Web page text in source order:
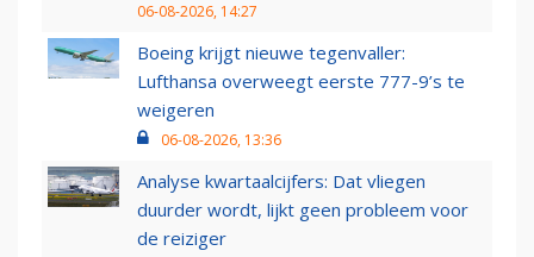
06-08-2026, 14:27
Boeing krijgt nieuwe tegenvaller:
Lufthansa overweegt eerste 777-9’s te
weigeren
06-08-2026, 13:36
Analyse kwartaalcijfers: Dat vliegen
duurder wordt, lijkt geen probleem voor
de reiziger